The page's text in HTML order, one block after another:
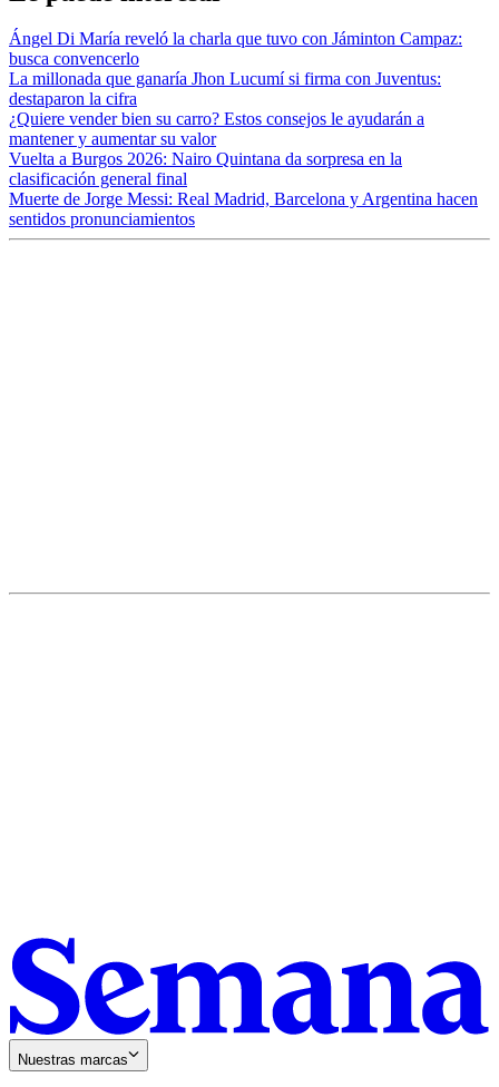
Ángel Di María reveló la charla que tuvo con Jáminton Campaz:
busca convencerlo
La millonada que ganaría Jhon Lucumí si firma con Juventus:
destaparon la cifra
¿Quiere vender bien su carro? Estos consejos le ayudarán a
mantener y aumentar su valor
Vuelta a Burgos 2026: Nairo Quintana da sorpresa en la
clasificación general final
Muerte de Jorge Messi: Real Madrid, Barcelona y Argentina hacen
sentidos pronunciamientos
Nuestras marcas